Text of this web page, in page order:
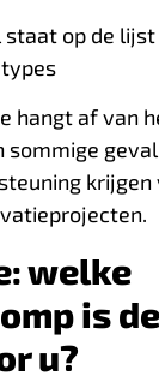
op de
hangt af van
krijgen
welke
is
u?